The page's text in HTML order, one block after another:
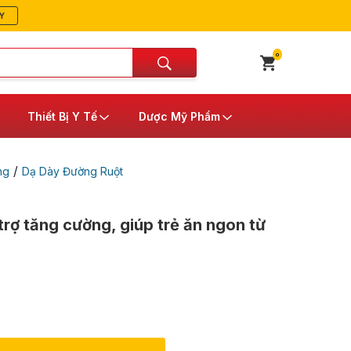
0
Thiết Bị Y Tế Dược Mỹ Phẩm
/ Dạ Dày Đường Ruột
tăng cường, giúp trẻ ăn ngon từ